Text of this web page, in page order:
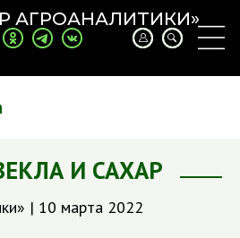
И САХАР
| 10 марта 2022